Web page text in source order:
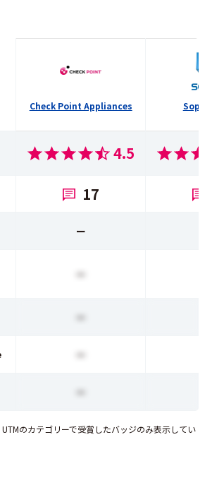
Check Point Appliances
4.5
17
ー
ー
ー
ー
ー
のカテゴリーで受賞したバッジのみ表示してい